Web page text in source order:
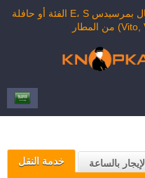
طلب خدمة النقل في درجة رجال الأعمال بمرسيدس E، S الفئة أو حافلة
خدمة النقل الإيجار بالساعة